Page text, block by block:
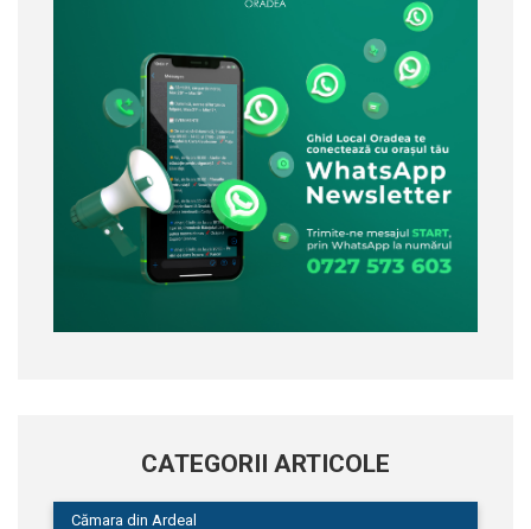
CATEGORII ARTICOLE
Cămara din Ardeal